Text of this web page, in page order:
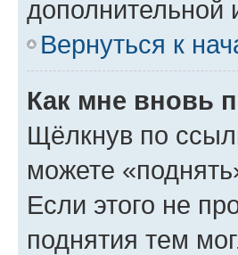
Вернуться к
Как мне вновь
Щёлкнув по
можете
Если этого не
поднятия тем